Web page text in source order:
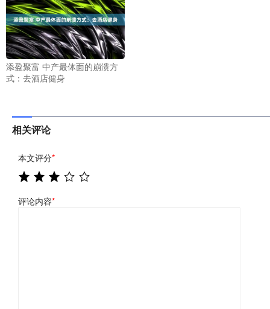
添盈聚富 中产最体面的崩溃方
式：去酒店健身
相关评论
本文评分*
评论内容*